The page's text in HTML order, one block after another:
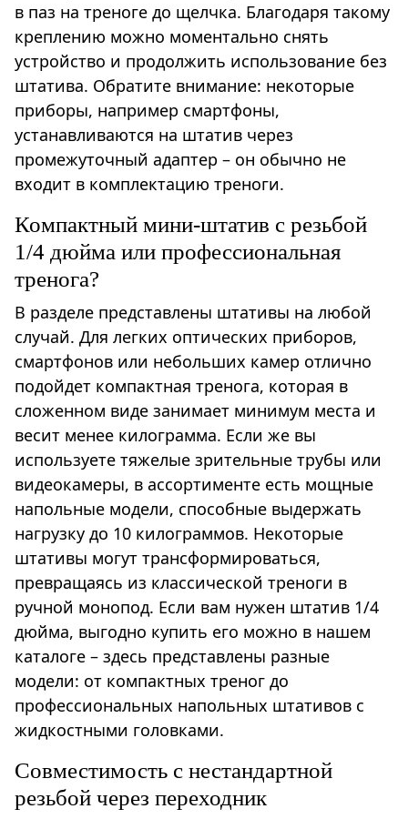
в паз на треноге до щелчка. Благодаря такому
креплению можно моментально снять
устройство и продолжить использование без
штатива. Обратите внимание: некоторые
приборы, например смартфоны,
устанавливаются на штатив через
промежуточный адаптер – он обычно не
входит в комплектацию треноги.
Компактный мини-штатив с резьбой
1/4 дюйма или профессиональная
тренога?
В разделе представлены штативы на любой
случай. Для легких оптических приборов,
смартфонов или небольших камер отлично
подойдет компактная тренога, которая в
сложенном виде занимает минимум места и
весит менее килограмма. Если же вы
используете тяжелые зрительные трубы или
видеокамеры, в ассортименте есть мощные
напольные модели, способные выдержать
нагрузку до 10 килограммов. Некоторые
штативы могут трансформироваться,
превращаясь из классической треноги в
ручной монопод. Если вам нужен штатив 1/4
дюйма, выгодно купить его можно в нашем
каталоге – здесь представлены разные
модели: от компактных треног до
профессиональных напольных штативов с
жидкостными головками.
Совместимость с нестандартной
резьбой через переходник